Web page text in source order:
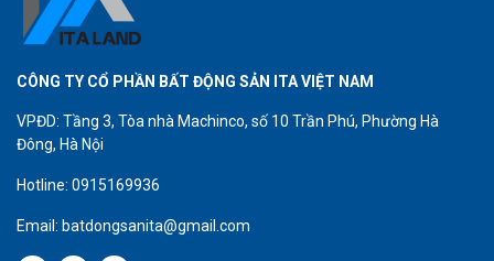
CÔNG TY CỔ PHẦN BẤT ĐỘNG SẢN ITA VIỆT NAM
VPĐD: Tầng 3, Tòa nhà Machinco, số 10 Trần Phú, Phường Hà
Đông, Hà Nội
Hotline: 0915169936
Email: batdongsanita@gmail.com